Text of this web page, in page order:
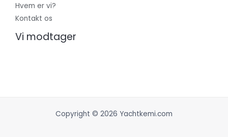
Hvem er vi?
Kontakt os
Vi modtager
Copyright © 2026 Yachtkemi.com